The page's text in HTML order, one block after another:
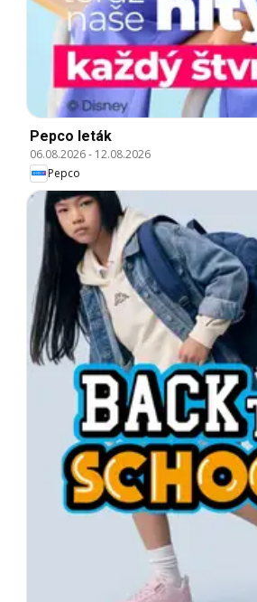
Pepco leták
06.08.2026- 12.08.2026
Pepco